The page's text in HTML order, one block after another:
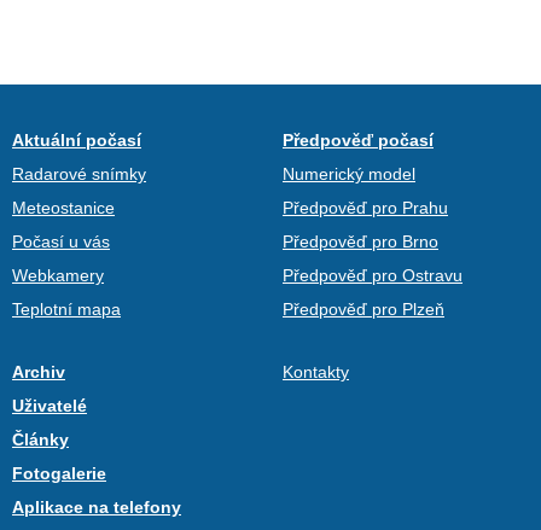
Aktuální počasí
Radarové snímky
Meteostanice
Počasí u vás
Webkamery
Teplotní mapa
Předpověď počasí
Numerický model
Předpověď pro Prahu
Předpověď pro Brno
Předpověď pro Ostravu
Předpověď pro Plzeň
Archiv
Uživatelé
Články
Fotogalerie
Aplikace na telefony
Kontakty